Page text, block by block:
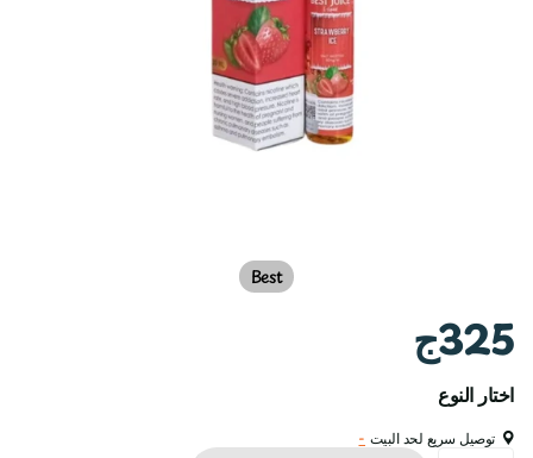
Best
325ج
اختار النوع
توصيل سريع لحد البيت -